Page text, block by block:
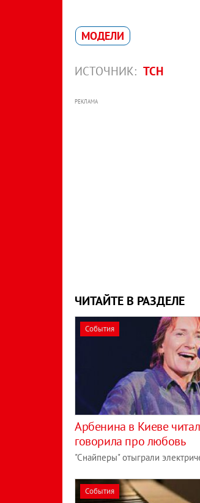
МОДЕЛИ
ИСТОЧНИК: ТСН
РЕКЛАМА
ЧИТАЙТЕ В РАЗДЕЛЕ
События
Арбенина в Киеве
говорила про любовь
"Снайперы" отыграли
События